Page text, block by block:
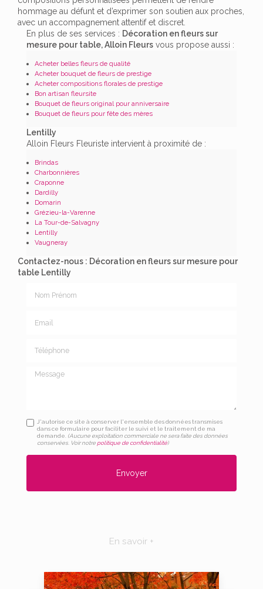
hommage au défunt et d’exprimer son soutien aux proches,
avec un accompagnement attentif et discret.
En plus de ses services : Décoration en fleurs sur
mesure pour table, Alloin Fleurs vous propose aussi :
Acheter belles fleurs de qualité
Acheter bouquet de fleurs de prestige
Acheter compositions florales de prestige
Bon artisan fleursite
Bouquet de fleurs original pour anniversaire
Bouquet de fleurs pour fête des mères
Lentilly
Alloin Fleurs Fleuriste intervient à proximité de :
Brindas
Charbonnières
Craponne
Dardilly
Domarin
Grézieu-la-Varenne
La Tour-de-Salvagny
Lentilly
Vaugneray
Contactez-nous : Décoration en fleurs sur mesure pour
table Lentilly
Message
J'autorise ce site à conserver l'ensemble des données transmises
dans ce formulaire pour faciliter le suivi et le traitement de ma
demande. (Aucune exploitation commerciale ne sera faite des données
conservées. Voir notre politique de confidentialité)
En savoir +